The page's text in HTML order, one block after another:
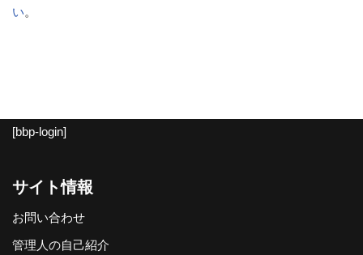
い。
[bbp-login]
サイト情報
お問い合わせ
管理人の自己紹介